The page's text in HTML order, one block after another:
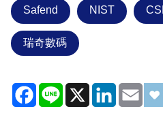
Safend NIST
瑞奇數碼
Facebook
Line X LinkedIn